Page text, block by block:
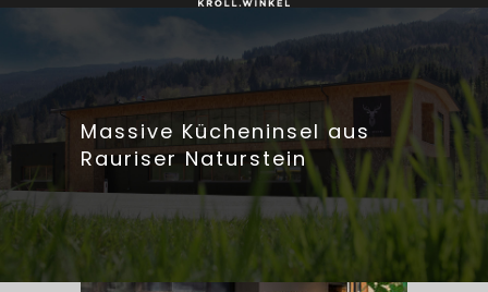
Massive Kücheninsel aus
Rauriser Naturstein